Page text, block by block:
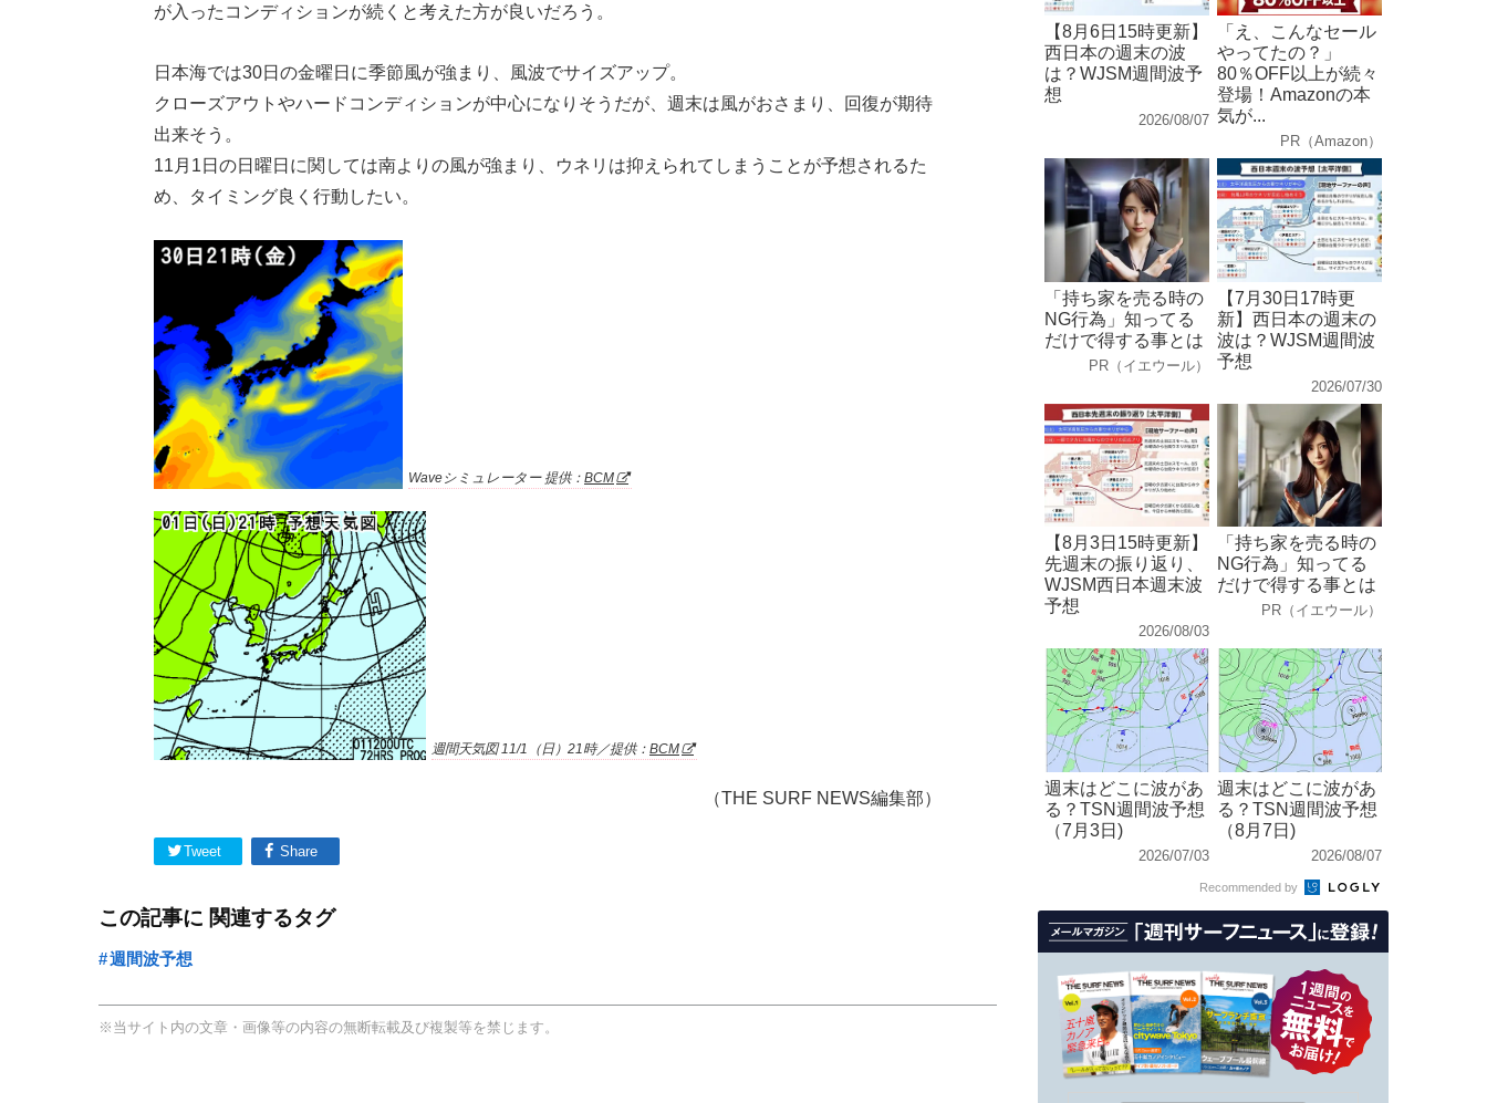
が入ったコンディションが続くと考えた方が良いだろう。
日本海では30日の金曜日に季節風が強まり、風波でサイズアップ。
クローズアウトやハードコンディションが中心になりそうだが、週末は風がおさまり、回復が期待
出来そう。
11月1日の日曜日に関しては南よりの風が強まり、ウネリは抑えられてしまうことが予想されるた
め、タイミング良く行動したい。
Waveシミュレーター 提供： BCM
週間天気図 11/1（日）21時／提供： BCM
（THE SURF NEWS編集部）
Tweet Share
この記事に 関連するタグ
週間波予想
※当サイト内の文章・画像等の内容の無断転載及び複製等を禁じます。
【8月6日15時更新】
西日本の週末の波
は？WJSM週間波予
想
2026/08/07
「え、こんなセール
やってたの？」
80％OFF以上が続々
登場！Amazonの本
気が...
PR（Amazon）
「持ち家を売る時の
NG行為」知ってる
だけで得する事とは
PR（イエウール）
【7月30日17時更
新】西日本の週末の
波は？WJSM週間波
予想
2026/07/30
【8月3日15時更新】
先週末の振り返り、
WJSM西日本週末波
予想
2026/08/03
「持ち家を売る時の
NG行為」知ってる
だけで得する事とは
PR（イエウール）
週末はどこに波があ
る？TSN週間波予想
（7月3日)
2026/07/03
週末はどこに波があ
る？TSN週間波予想
（8月7日)
2026/08/07
Recommended by